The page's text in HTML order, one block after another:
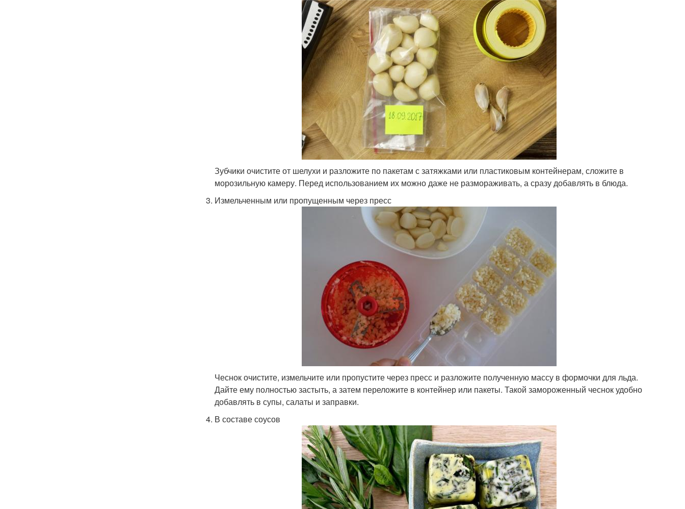
Зубчики очистите от шелухи и разложите по пакетам с затяжками или пластиковым контейнерам, сложите в
морозильную камеру. Перед использованием их можно даже не размораживать, а сразу добавлять в блюда.
Измельченным или пропущенным через пресс
Чеснок очистите, измельчите или пропустите через пресс и разложите полученную массу в формочки для льда.
Дайте ему полностью застыть, а затем переложите в контейнер или пакеты. Такой замороженный чеснок удобно
добавлять в супы, салаты и заправки.
В составе соусов